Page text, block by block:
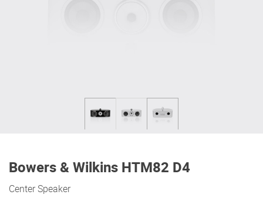
Bowers & Wilkins HTM82 D4
Center Speaker